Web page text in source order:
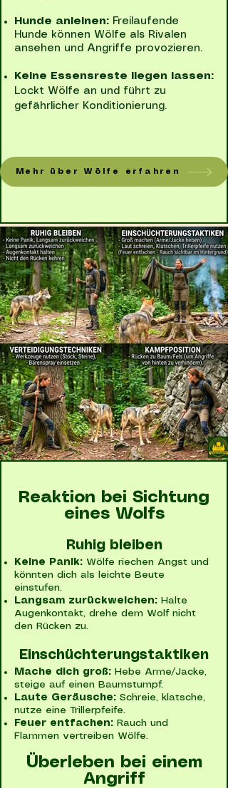
Hunde anleinen: Freilaufende
Hunde können Wölfe als Rivalen
ansehen und Angriffe provozieren.
Keine Essensreste liegen lassen:
Lockt Wölfe an und führt zu
gefährlicher Konditionierung.
Mehr über Wölfe erfahren
Reaktion bei Sichtung
eines Wolfs
Ruhig bleiben
Keine Panik: Wölfe riechen Angst und
könnten dich als leichte Beute
einstufen.
Langsam zurückweichen: Halte
Augenkontakt, drehe dem Wolf nicht
den Rücken zu.
Einschüchterungstaktiken
Mache dich groß: Hebe Arme/Jacke,
steige auf einen Baumstumpf.
Laute Geräusche: Schreie, klatsche,
nutze eine Trillerpfeife.
Feuer entfachen: Rauch und
Flammen vertreiben Wölfe.
Überleben bei einem
Angriff